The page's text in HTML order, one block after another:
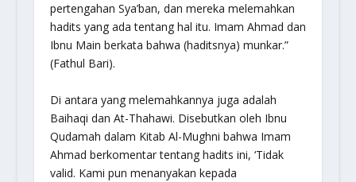
pertengahan Sya’ban, dan mereka melemahkan
hadits yang ada tentang hal itu. Imam Ahmad dan
Ibnu Main berkata bahwa (haditsnya) munkar.”
(Fathul Bari).
Di antara yang melemahkannya juga adalah
Baihaqi dan At-Thahawi. Disebutkan oleh Ibnu
Qudamah dalam Kitab Al-Mughni bahwa Imam
Ahmad berkomentar tentang hadits ini, ‘Tidak
valid. Kami pun menanyakan kepada